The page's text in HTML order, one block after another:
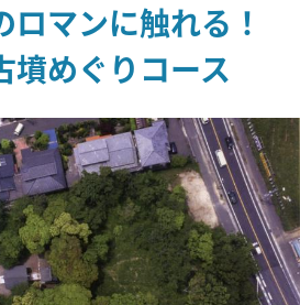
ロマンに触れる！
墳めぐりコース